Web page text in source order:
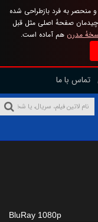
منحصر به فرد بازطراحی شده
صفحهٔ اصلی مثل قبل
مدرن هم آماده است.
تماس با ما
BluRay 1080p